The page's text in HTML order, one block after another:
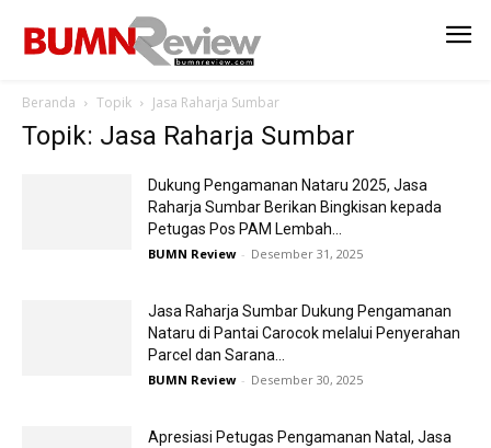
Beranda Topik Jasa Raharja Sumbar
Topik: Jasa Raharja Sumbar
Dukung Pengamanan Nataru 2025, Jasa
Raharja Sumbar Berikan Bingkisan kepada
Petugas Pos PAM Lembah...
BUMN Review - Desember 31, 2025
Jasa Raharja Sumbar Dukung Pengamanan
Nataru di Pantai Carocok melalui Penyerahan
Parcel dan Sarana...
BUMN Review - Desember 30, 2025
Apresiasi Petugas Pengamanan Natal, Jasa